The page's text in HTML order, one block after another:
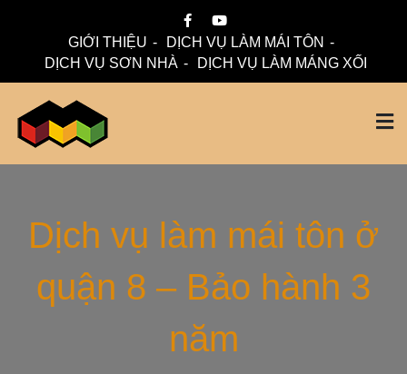
GIỚI THIỆU
DỊCH VỤ LÀM MÁI TÔN
DỊCH VỤ SƠN NHÀ
DỊCH VỤ LÀM MÁNG XỐI
Thi Công Mái Tôn,
Máng Xối Chuyên
Nghiệp – Mái Nhà
Dịch vụ làm mái tôn ở
quận 8 – Bảo hành 3
năm